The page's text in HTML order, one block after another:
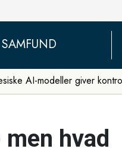
SAMFUND
AI-modeller giver
hvad